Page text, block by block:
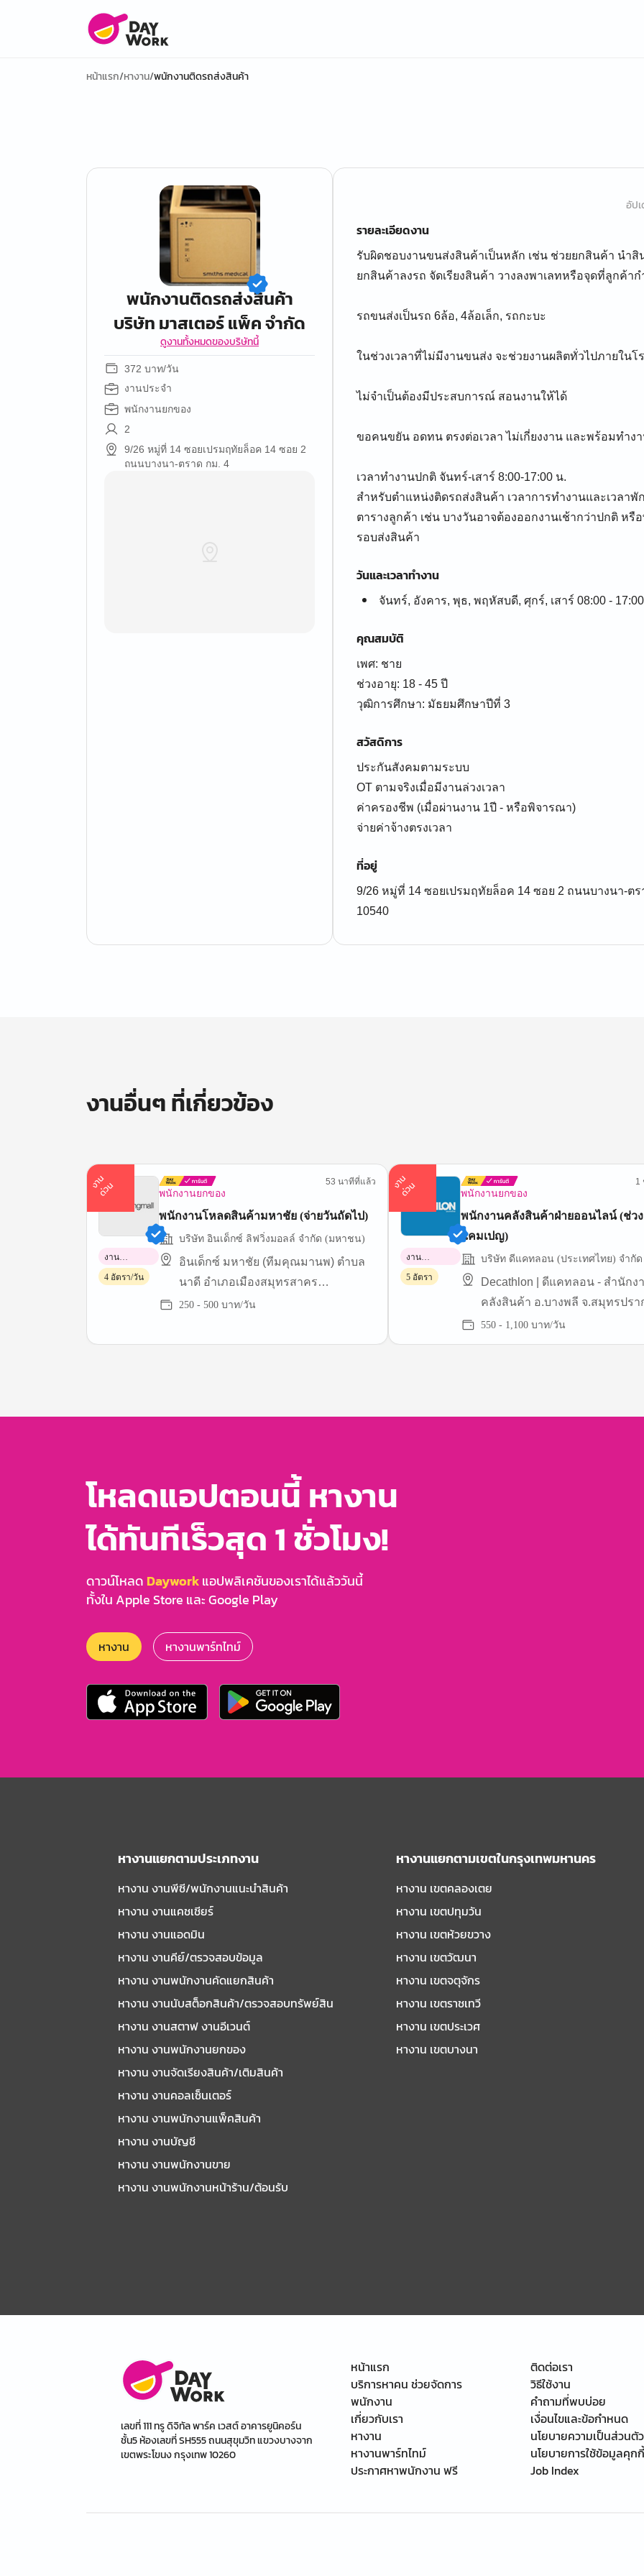
หน้าแรก/หางาน/พนักงานติดรถส่งสินค้า
พนักงานติดรถส่งสินค้า
บริษัท มาสเตอร์ แพ็ค จำกัด
ดูงานทั้งหมดของบริษัทนี้
372 บาท/วัน
งานประจำ
พนักงานยกของ
2
9/26 หมู่ที่ 14 ซอยเปรมฤทัยล็อค 14 ซอย 2
ถนนบางนา-ตราด กม. 4
อัป
รายละเอียดงาน
รับผิดชอบงานขนส่งสินค้าเป็นหลัก เช่น ช่วยยกสินค้า นำ
ยกสินค้าลงรถ จัดเรียงสินค้า วางลงพาเลทหรือจุดที่ลูกค้า
รถขนส่งเป็นรถ 6ล้อ, 4ล้อเล็ก, รถกะบะ
ในช่วงเวลาที่ไม่มีงานขนส่ง จะช่วยงานผลิตทั่วไปภายในโ
ไม่จำเป็นต้องมีประสบการณ์ สอนงานให้ได้
ขอคนขยัน อดทน ตรงต่อเวลา ไม่เกี่ยงงาน และพร้อมทำง
เวลาทำงานปกติ จันทร์-เสาร์ 8:00-17:00 น.
สำหรับตำแหน่งติดรถส่งสินค้า เวลาการทำงานและเวลา
ตารางลูกค้า เช่น บางวันอาจต้องออกงานเช้ากว่าปกติ หรื
รอบส่งสินค้า
วันและเวลาทำงาน
จันทร์, อังคาร, พุธ, พฤหัสบดี, ศุกร์, เสาร์ 08:00 -
คุณสมบัติ
เพศ: ชาย
ช่วงอายุ: 18 - 45 ปี
สวัสดิการ
ประกันสังคมตามระบบ
OT ตามจริงเมื่อมีงานล่วงเวลา
ค่าครองชีพ (เมื่อผ่านงาน 1ปี - หรือพิจารณา)
จ่ายค่าจ้างตรงเวลา
ที่อยู่
9/26 หมู่ที่ 14 ซอยเปรมฤทัยล็อค 14 ซอย 2 ถนนบางนา-ต
10540
งานอื่นๆ ที่เกี่ยวข้อง
ง
า
น
ด่
ว
น พนักงานยกของ
53 นาทีที่แล้ว
พนักงานโหลดสินค้ามหาชัย (จ่ายวันถัดไป)
บริษัท อินเด็กซ์ ลิฟวิ่งมอลล์ จำกัด (มหาชน)
อินเด็กซ์ มหาชัย (ทีมคุณมานพ) ตำบล
นาดี อำเภอเมืองสมุทรสาคร
สมุทรสาคร
250 - 500 บาท/วัน
งาน
พาร์ทไทม์
4 อัตรา/วัน
ง
า
น
ด่
ว
น พนักงานยกของ
1
พนักงานคลังสินค้าฝ่ายออนไลน์ (ช่วง
แคมเปญ)
บริษัท ดีแคทลอน (ประเทศไทย) จำกัด
Decathlon | ดีแคทลอน - สำนักง
คลังสินค้า อ.บางพลี จ.สมุทรปรา
(บางนา กม.19)
550 - 1,100 บาท/วัน
งาน
พาร์ทไทม์
5 อัตรา
โหลดแอปตอนนี้ หางาน
ได้ทันทีเร็วสุด 1 ชั่วโมง!
ดาวน์โหลด Dayworkแอปพลิเคชันของเราได้แล้ววันนี้
ทั้งใน Apple Store และ Google Play
หางาน หางานพาร์ทไทม์
หางานแยกตามประเภทงาน
หางาน งานพีซี/พนักงานแนะนําสินค้า
หางาน งานแคชเชียร์
หางาน งานแอดมิน
หางาน งานคีย์/ตรวจสอบข้อมูล
หางาน งานพนักงานคัดแยกสินค้า
หางาน งานนับสต็อกสินค้า/ตรวจสอบทรัพย์สิน
หางาน งานสตาฟ งานอีเวนต์
หางาน งานพนักงานยกของ
หางาน งานจัดเรียงสินค้า/เติมสินค้า
หางาน งานคอลเซ็นเตอร์
หางาน งานพนักงานแพ็คสินค้า
หางาน งานบัญชี
หางาน งานพนักงานขาย
หางาน งานพนักงานหน้าร้าน/ต้อนรับ
หางานแยกตามเขตในกรุงเทพมหานคร
หางาน เขตคลองเตย
หางาน เขตปทุมวัน
หางาน เขตห้วยขวาง
หางาน เขตวัฒนา
หางาน เขตจตุจักร
หางาน เขตราชเทวี
หางาน เขตประเวศ
หางาน เขตบางนา
เลขที่ 111 ทรู ดิจิทัล พาร์ค เวสต์ อาคารยูนิคอร์น
ชั้น5 ห้องเลขที่ SH555 ถนนสุขุมวิท แขวงบางจาก
เขตพระโขนง กรุงเทพ 10260
หน้าแรก
บริการหาคน ช่วยจัดการ
พนักงาน
เกี่ยวกับเรา
หางาน
หางานพาร์ทไทม์
ประกาศหาพนักงาน ฟรี
ติดต่อเรา
วิธีใช้งาน
คำถามที่พบบ่อย
เงื่อนไขและข้อกำหนด
นโยบายความเป็นส่วนตัว
นโยบายการใช้ข้อมูลคุกกี้
Job Index